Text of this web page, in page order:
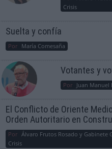
Crisis
Suelta y confía
Por María Comesaña
Votantes y
Por Juan Manuel
El Conflicto de Oriente
Orden Autoritario en
Por Álvaro Frutos Rosado y Gabinete
Crisis